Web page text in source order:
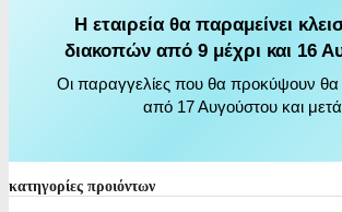
Η εταιρεία θα παραμείνει
διακοπών από 9 μέχρι και 16
Οι παραγγελίες που θα προκύψουν θα
από 17 Αυγούστου και
κατηγορίες προιόντων